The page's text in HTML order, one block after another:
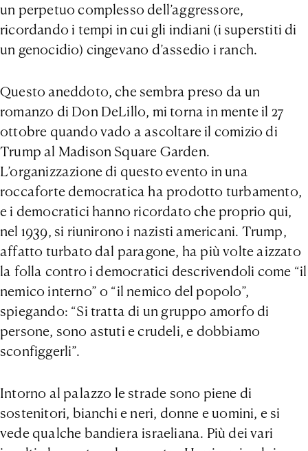
un perpetuo complesso dell’aggressore,
ricordando i tempi in cui gli indiani (i superstiti di
un genocidio) cingevano d’assedio i ranch.
Questo aneddoto, che sembra preso da un
romanzo di Don DeLillo, mi torna in mente il 27
ottobre quando vado a ascoltare il comizio di
Trump al Madison Square Garden.
L’organizzazione di questo evento in una
roccaforte democratica ha prodotto turbamento,
e i democratici hanno ricordato che proprio qui,
nel 1939, si riunirono i nazisti americani. Trump,
affatto turbato dal paragone, ha più volte aizzato
la folla contro i democratici descrivendoli come “il
nemico interno” o “il nemico del popolo”,
spiegando: “Si tratta di un gruppo amorfo di
persone, sono astuti e crudeli, e dobbiamo
sconfiggerli”.
Intorno al palazzo le strade sono piene di
sostenitori, bianchi e neri, donne e uomini, e si
vede qualche bandiera israeliana. Più dei vari